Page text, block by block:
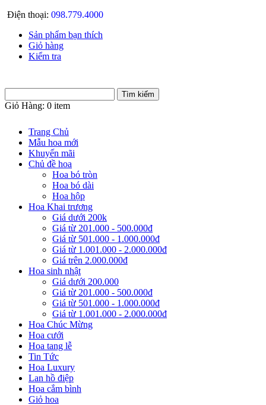
Điện thoại: 098.779.4000
Sản phẩm bạn thích
Giỏ hàng
Kiểm tra
Giỏ Hàng: 0 item
Trang Chủ
Mẫu hoa mới
Khuyến mãi
Chủ đề hoa
Hoa bó tròn
Hoa bó dài
Hoa hộp
Hoa Khai trương
Giá dưới 200k
Giá từ 201.000 - 500.000đ
Giá từ 501.000 - 1.000.000đ
Giá từ 1.001.000 - 2.000.000đ
Giá trên 2.000.000đ
Hoa sinh nhật
Giá dưới 200.000
Giá từ 201.000 - 500.000đ
Giá từ 501.000 - 1.000.000đ
Giá từ 1.001.000 - 2.000.000đ
Hoa Chúc Mừng
Hoa cưới
Hoa tang lễ
Tin Tức
Hoa Luxury
Lan hồ điệp
Hoa cắm bình
Giỏ hoa